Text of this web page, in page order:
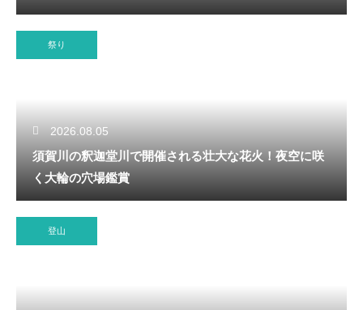
祭り
2026.08.05
須賀川の釈迦堂川で開催される壮大な花火！夜空に咲
く大輪の穴場鑑賞
登山